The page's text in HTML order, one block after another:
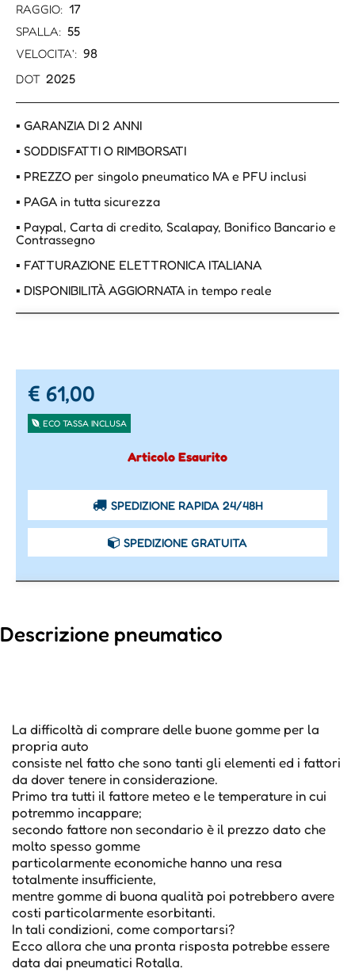
RAGGIO: 17
SPALLA: 55
VELOCITA': 98
DOT 2025
▪ GARANZIA DI 2 ANNI
▪ SODDISFATTI O RIMBORSATI
▪ PREZZO per singolo pneumatico IVA e PFU inclusi
▪ PAGA in tutta sicurezza
▪ Paypal, Carta di credito, Scalapay, Bonifico Bancario e
Contrassegno
▪ FATTURAZIONE ELETTRONICA ITALIANA
▪ DISPONIBILITÀ AGGIORNATA in tempo reale
€ 61,00
ECO TASSA INCLUSA
Articolo Esaurito
SPEDIZIONE RAPIDA 24/48H
SPEDIZIONE GRATUITA
Descrizione pneumatico
La difficoltà di comprare delle buone gomme per la
propria auto
consiste nel fatto che sono tanti gli elementi ed i fattori
da dover tenere in considerazione.
Primo tra tutti il fattore meteo e le temperature in cui
potremmo incappare;
secondo fattore non secondario è il prezzo dato che
molto spesso gomme
particolarmente economiche hanno una resa
totalmente insufficiente,
mentre gomme di buona qualità poi potrebbero avere
costi particolarmente esorbitanti.
In tali condizioni, come comportarsi?
Ecco allora che una pronta risposta potrebbe essere
data dai pneumatici Rotalla.